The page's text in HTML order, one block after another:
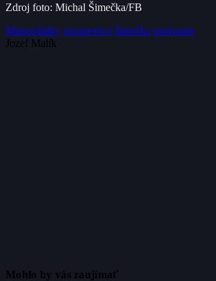
Zdroj foto: Michal Šimečka/FB
Mimovládky progresívci šimečka správanie
Jozef Malík
Mohlo by vás zaujímať